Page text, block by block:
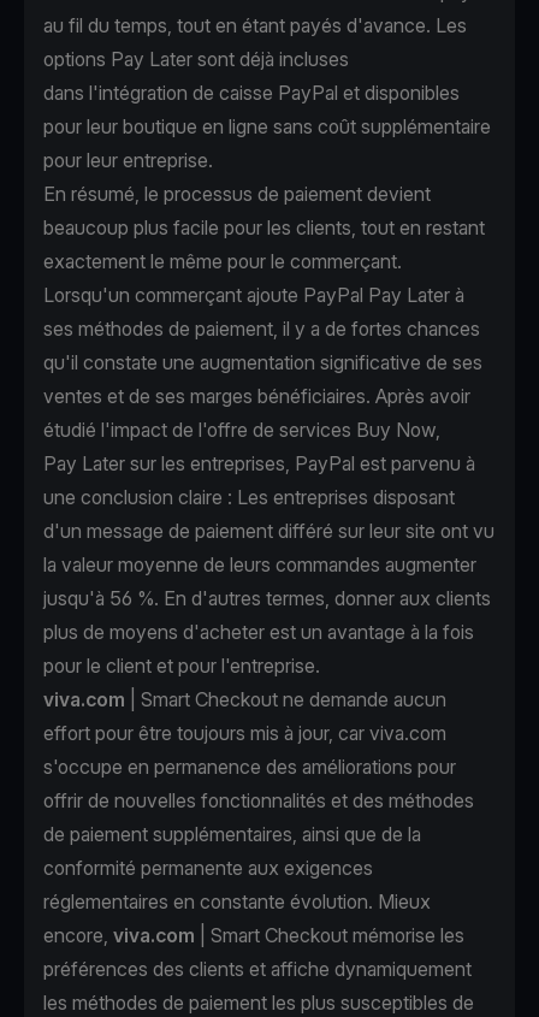
au fil du temps, tout en étant payés d'avance. Les
options Pay Later sont déjà incluses
dans l'intégration de caisse PayPal et disponibles
pour leur boutique en ligne sans coût supplémentaire
pour leur entreprise.
En résumé, le processus de paiement devient
beaucoup plus facile pour les clients, tout en restant
exactement le même pour le commerçant.
Lorsqu'un commerçant ajoute PayPal Pay Later à
ses méthodes de paiement, il y a de fortes chances
qu'il constate une augmentation significative de ses
ventes et de ses marges bénéficiaires. Après avoir
étudié l'impact de l'offre de services Buy Now,
Pay Later sur les entreprises, PayPal est parvenu à
une conclusion claire : Les entreprises disposant
d'un message de paiement différé sur leur site ont vu
la valeur moyenne de leurs commandes augmenter
jusqu'à 56 %. En d'autres termes, donner aux clients
plus de moyens d'acheter est un avantage à la fois
pour le client et pour l'entreprise.
viva.com | Smart Checkout ne demande aucun
effort pour être toujours mis à jour, car viva.com
s'occupe en permanence des améliorations pour
offrir de nouvelles fonctionnalités et des méthodes
de paiement supplémentaires, ainsi que de la
conformité permanente aux exigences
réglementaires en constante évolution. Mieux
encore, viva.com | Smart Checkout mémorise les
préférences des clients et affiche dynamiquement
les méthodes de paiement les plus susceptibles de